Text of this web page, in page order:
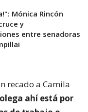
Mónica Rincón
y
entre senadoras
recado a Camila
ahí está por